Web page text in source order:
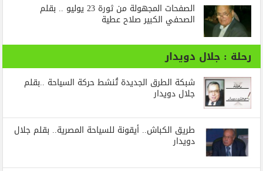
الصفحات المجهولة من ثورة 23 يوليو .. بقلم
الصحفي الكبير صلاح عطية
رحلة : جلال دويدار
شبكة الطرق الجديدة تُنشط حركة السياحة ..بقلم
جلال دويدار
طريق الكباش.. أيقونة للسياحة المصرية.. بقلم جلال
دويدار